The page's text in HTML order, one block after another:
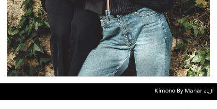
أزياء Kimono By Manar